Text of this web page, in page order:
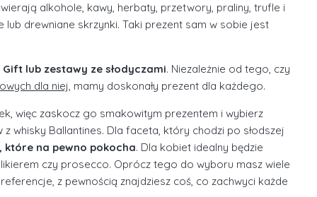
alkohole, kawy, herbaty, przetwory, praliny, trufle i
lub drewniane skrzynki. Taki prezent sam w sobie jest
lub zestawy ze słodyczami. Niezależnie od tego, czy
dla niej, mamy doskonały prezent dla każdego.
więc zaskocz go smakowitym prezentem i wybierz
z whisky Ballantines. Dla faceta, który chodzi po słodszej
które na pewno pokocha. Dla kobiet idealny będzie
czy prosecco. Oprócz tego do wyboru masz wiele
z pewnością znajdziesz coś, co zachwyci każde